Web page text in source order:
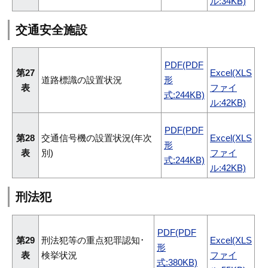
交通安全施設
第27
表
道路標識の設置状況
PDF(PDF
形
式:244KB)
Excel(XLS
ファイ
ル:42KB)
第28
表
交通信号機の設置状況(年次
別)
PDF(PDF
形
式:244KB)
Excel(XLS
ファイ
ル:42KB)
刑法犯
第29
表
刑法犯等の重点犯罪認知･
検挙状況
PDF(PDF
形
式:380KB)
Excel(XLS
ファイ